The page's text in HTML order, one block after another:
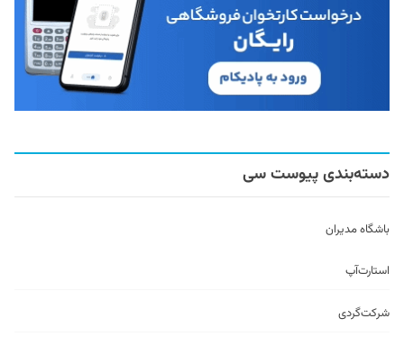
دسته‌بندی پیوست سی
باشگاه مدیران
استارت‌آپ
شرکت‌گردی